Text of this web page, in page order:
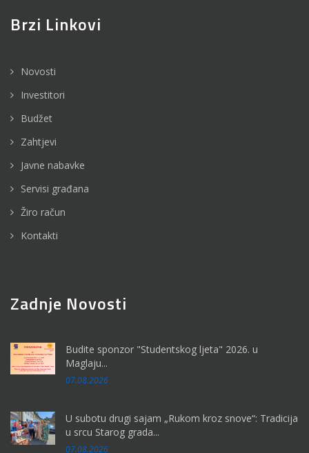
Brzi Linkovi
Novosti
Investitori
Budžet
Zahtjevi
Javne nabavke
Servisi građana
Žiro račun
Kontakti
Zadnje Novosti
Budite sponzor "Studentskog ljeta" 2026. u
Maglaju...
07.08.2026
U subotu drugi sajam „Rukom kroz snove“: Tradicija
u srcu Starog grada...
07.08.2026